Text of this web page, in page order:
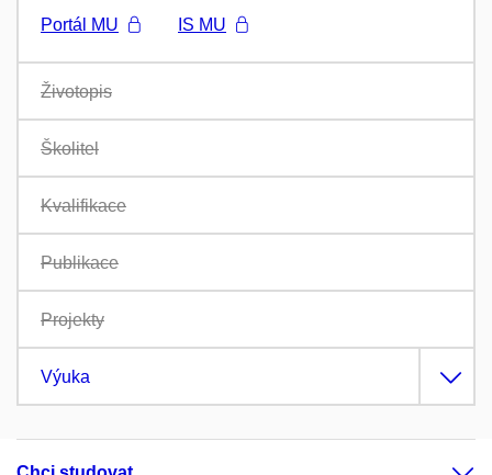
Portál MU
IS MU
Životopis
Školitel
Kvalifikace
Publikace
Projekty
Výuka